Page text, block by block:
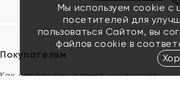
Покупателям
Как определить размер украшения
Мы используем cookie с
посетителей для
пользоваться Сайтом, вы
файлов cookie в